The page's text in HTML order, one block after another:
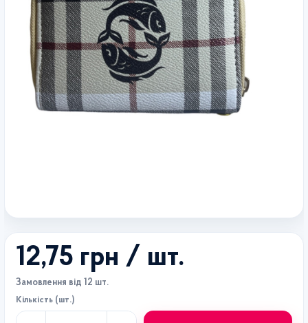
12,75 грн / шт.
Замовлення від 12 шт.
Кількість (шт.)